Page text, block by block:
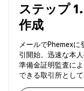
ステップ
作成
メールでPhemex
引開始。迅速な本
準備金証明監査に
できる取引所として